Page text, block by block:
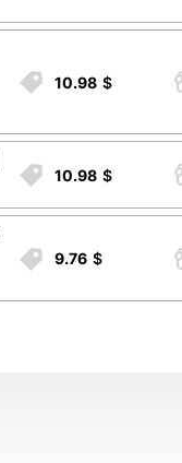
10.98 $
10.98 $
9.76 $
(шт)